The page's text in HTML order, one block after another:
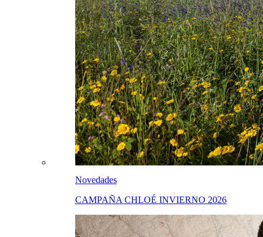
Novedades
CAMPAÑA CHLOÉ INVIERNO 2026